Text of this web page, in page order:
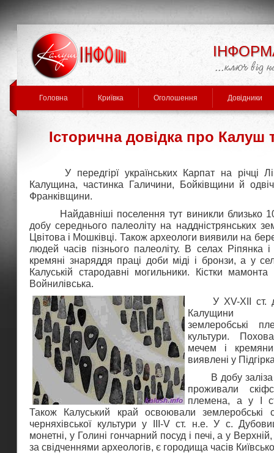
Головна Криївка Оголошення Довідники
Історична довідка про Калуш
У передгірї українських Карпат на річці
Калущина, частинка Галичини, Бойківщини й
Франківщини.
Найдавніші поселення тут виникли близько
добу середнього палеоліту на наддністрянських
Цвітова і Мошківці. Також археологи виявили на
людей часів пізнього палеоліту. В селах Ріпянка
кремяні знаряддя праці доби міді і бронзи, а у
Калуській стародавні могильники. Кістки
Войнилівська.
У ХV-ХІІ ст.
Калущини
землеробські
культури.
мечем і
виявлені у
В добу заліза
проживали
племена, а у І
Також Калуський край освоювали землеробські
черняхівської культури у III-V ст. н.е. У с.
монетні, у Голині гончарний посуд і печі, а у
за свідченнями археологів, є городища часів